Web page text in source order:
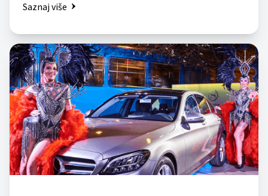
Saznaj više